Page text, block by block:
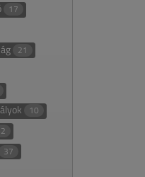
17
21
10
37